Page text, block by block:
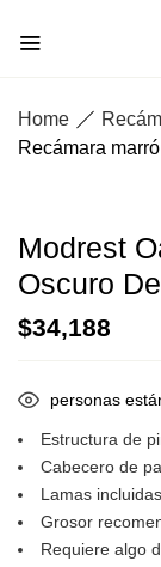
Home
Recámara
Modrest
Oscuro
$34,188
personas
Estructura de
Cabecero de
Lamas
Grosor
Requiere algo